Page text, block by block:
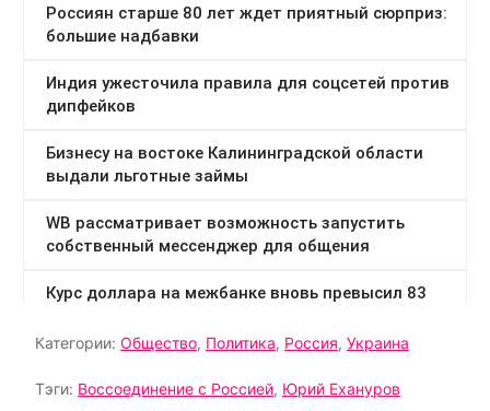
Категории: Общество, Политика, Россия, Украина
Тэги: Воссоединение с Россией, Юрий Ехануров